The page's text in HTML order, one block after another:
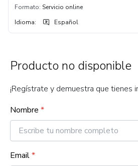
Formato: Servicio online
Idioma: Español
Producto no disponible
¡Regístrate y demuestra que tienes
Nombre *
Email*